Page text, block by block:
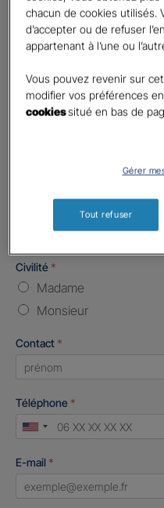
Nombre de caractères
La limite est de 5 caractères.
Type d'assurance souhaitée*
Responsabilité Civile
Batiment / Local
Autre
Non
Civilité *
Madame
Monsieur
Contact *
Téléphone *
United
+1
E-mail *
chacun de cookies utilisés.
d’accepter ou de refuser
appartenant à l’une ou
Vous pouvez revenir sur
modifier vos préférences
cookiessitué en bas de
Gérer
Tout refuser